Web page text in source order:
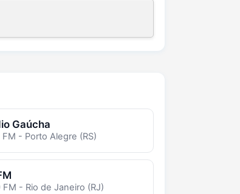
Gaúcha
FM - Porto Alegre (RS)
FM - Rio de Janeiro (RJ)